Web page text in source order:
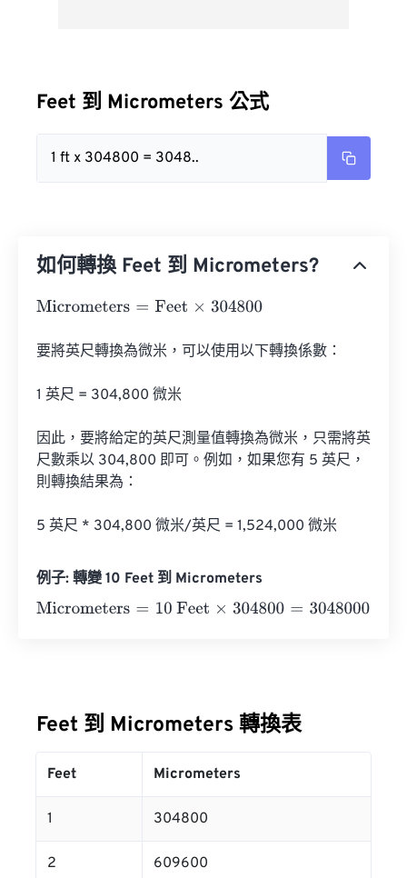
Feet 到 Micrometers 公式
1 ft x 304800 = 3048..
如何轉換 Feet 到 Micrometers?
Micrometers=Feet×304800
要將英尺轉換為微米，可以使用以下轉換係數：
1 英尺 = 304,800 微米
因此，要將給定的英尺測量值轉換為微米，只需將英
尺數乘以 304,800 即可。例如，如果您有 5 英尺，
則轉換結果為：
5 英尺 * 304,800 微米/英尺 = 1,524,000 微米
例子: 轉變 10 Feet 到 Micrometers
Micrometers=10 Feet ×304800=3048000 Micrometers
Feet 到 Micrometers 轉換表
Feet Micrometers
1 304800
2 609600